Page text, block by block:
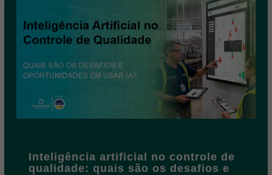
Inteligência artificial no controle de
qualidade: quais são os desafios e